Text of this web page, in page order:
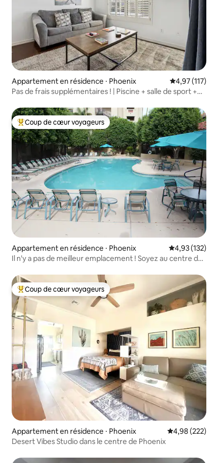
Appartement en résidence ⋅ Phoenix Évaluation
4,97 (117)
Pas de frais supplémentaires ! | Piscine + salle de sport +
Coups de cœur voyageurs les plus appréciés
Coup de cœur voyageurs
Appartement en résidence ⋅ Phoenix Évaluation
4,93 (132)
Il n'y a pas de meilleur emplacement ! Soyez au centre de
Coups de cœur voyageurs les plus appréciés
Coup de cœur voyageurs
Appartement en résidence ⋅ Phoenix Évaluation
4,98 (222)
Desert Vibes Studio dans le centre de Phoenix